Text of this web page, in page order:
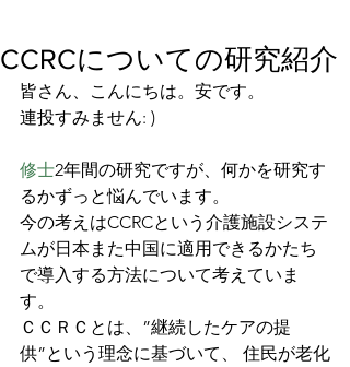
CCRCについての研究紹介
皆さん、こんにちは。安です。
連投すみません: )
修士2年間の研究ですが、何かを研究す
るかずっと悩んでいます。
今の考えはCCRCという介護施設システ
ムが日本また中国に適用できるかたち
で導入する方法について考えていま
す。
ＣＣＲＣとは、”継続したケアの提
供”という理念に基づいて、 住民が老化